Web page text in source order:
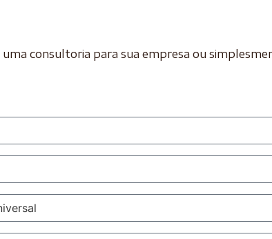
consultoria para sua empresa ou